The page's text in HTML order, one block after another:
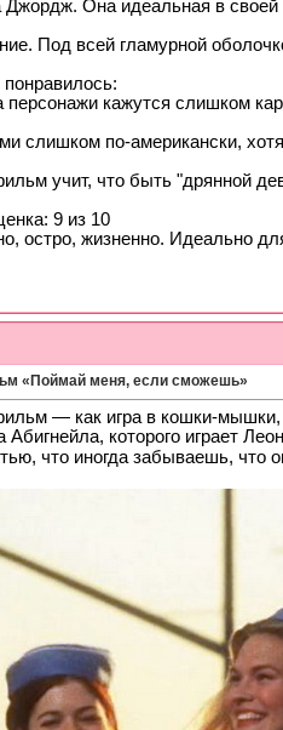
Джордж. Она идеальная в
Под всей гламурной
понравилось:
персонажи кажутся слишком
слишком по-американски,
учит, что быть "дрянной
9 из 10
остро, жизненно. Идеально
«Поймай меня, если сможешь»
— как игра в кошки-мышки,
Абигнейла, которого играет
что иногда забываешь, что